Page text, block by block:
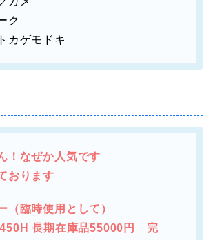
ク
カゲモドキ
！なぜか人気です
おります
（臨時使用として）
長期在庫品55000円 完